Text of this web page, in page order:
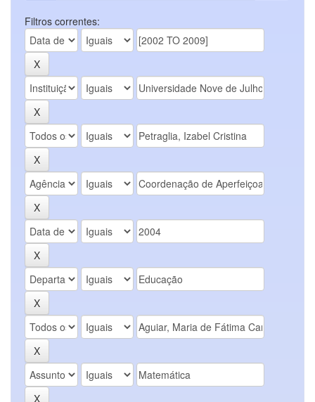
Filtros correntes: